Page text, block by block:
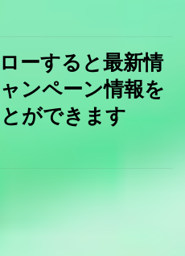
ーすると最新情
ンペーン情報を
ができます